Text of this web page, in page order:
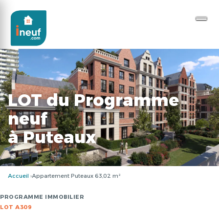
LOT du Programme
neuf
à Puteaux
Accueil Appartement Puteaux 63,02 m²
PROGRAMME IMMOBILIER
LOT A309